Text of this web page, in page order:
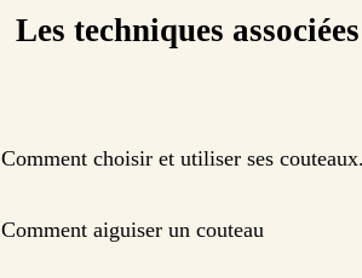
Les techniques associées
Comment choisir et utiliser ses
Comment aiguiser un couteau